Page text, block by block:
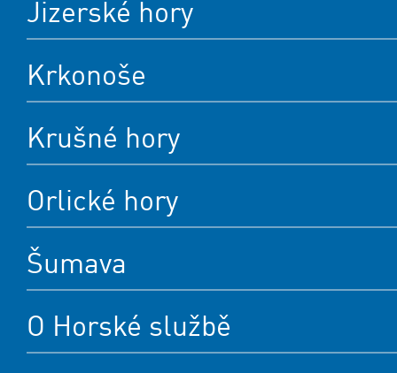
Jizerské hory
Krkonoše
Krušné hory
Orlické hory
Šumava
O Horské službě